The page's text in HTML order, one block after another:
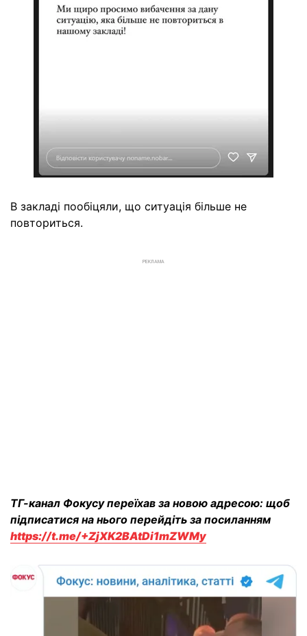
В закладі пообіцяли, що ситуація більше не
повториться.
РЕКЛАМА
ТГ-канал Фокусу переїхав за новою адресою: щоб
підписатися на нього перейдіть за посиланням
https://t.me/+ZjXK2BAtDi1mZWMy